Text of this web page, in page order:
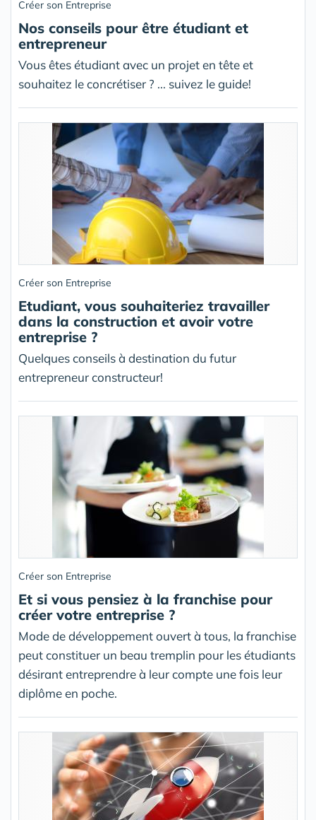
Créer son Entreprise
Nos conseils pour être étudiant et
entrepreneur
Vous êtes étudiant avec un projet en tête et
souhaitez le concrétiser ? ... suivez le guide!
Créer son Entreprise
Etudiant, vous souhaiteriez travailler
dans la construction et avoir votre
entreprise ?
Quelques conseils à destination du futur
entrepreneur constructeur!
Créer son Entreprise
Et si vous pensiez à la franchise pour
créer votre entreprise ?
Mode de développement ouvert à tous, la franchise
peut constituer un beau tremplin pour les étudiants
désirant entreprendre à leur compte une fois leur
diplôme en poche.